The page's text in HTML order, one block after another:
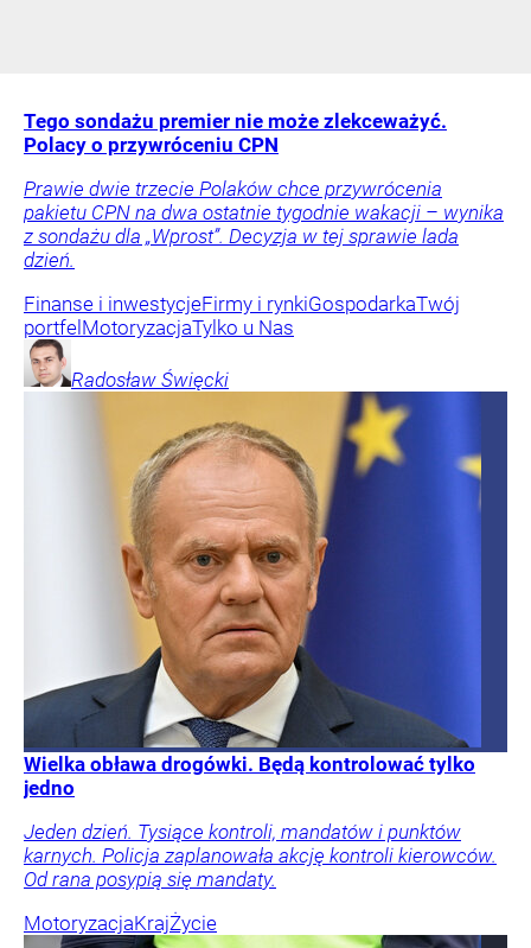
Tego sondażu premier nie może zlekceważyć.
Polacy o przywróceniu CPN
Prawie dwie trzecie Polaków chce przywrócenia
pakietu CPN na dwa ostatnie tygodnie wakacji – wynika
z sondażu dla „Wprost”. Decyzja w tej sprawie lada
dzień.
Finanse i inwestycjeFirmy i rynkiGospodarkaTwój
portfel MotoryzacjaTylko u Nas
Radosław Święcki
Wielka obława drogówki. Będą kontrolować tylko
jedno
Jeden dzień. Tysiące kontroli, mandatów i punktów
karnych. Policja zaplanowała akcję kontroli kierowców.
Od rana posypią się mandaty.
MotoryzacjaKrajŻycie